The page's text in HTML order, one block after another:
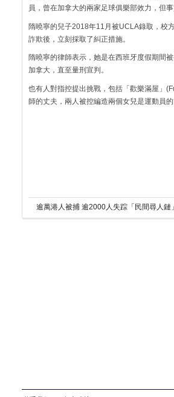
員，曾在加拿大的兩家足球俱樂部效力，但
隋曉寧的兒子2018年11月被UCLA錄取，校
詐欺後，立刻採取了糾正措施。
隋曉寧的律師表示，她是在西班牙度假期間
加拿大，直至量刑宣判。
也有人對指控提出挑戰，包括「歡樂滿屋」
師的丈夫，兩人被控編造兩個女兒是運動員